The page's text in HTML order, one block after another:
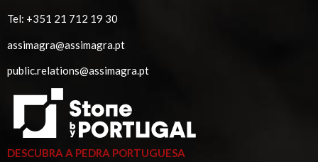
Tel: +351 21 712 19 30
assimagra@assimagra.pt
public.relations@assimagra.pt
DESCUBRA A PEDRA PORTUGUESA